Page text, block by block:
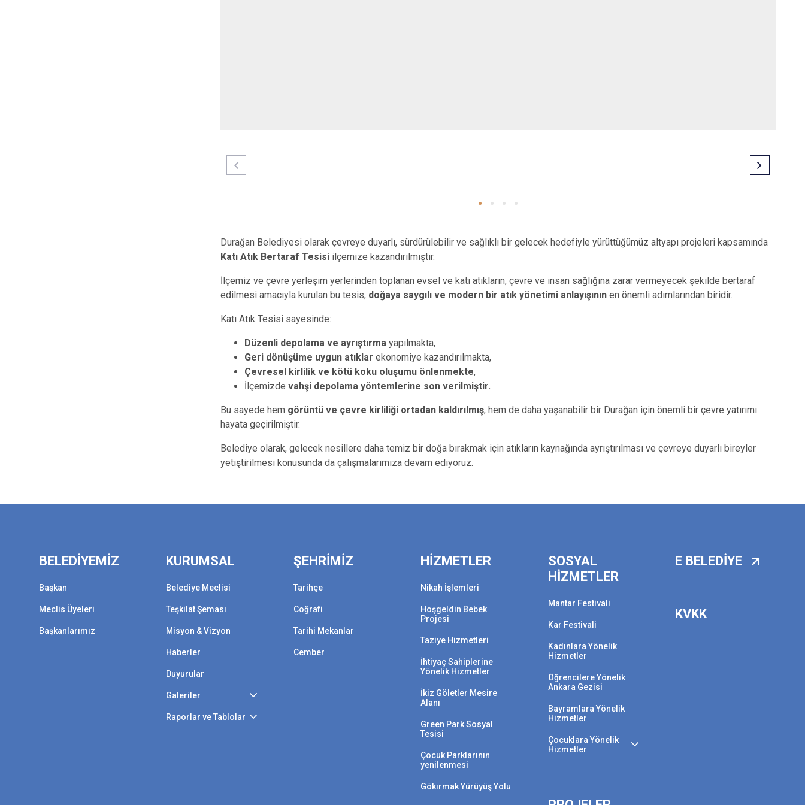
Durağan Belediyesi olarak çevreye duyarlı, sürdürülebilir ve sağlıklı bir gelecek hedefiyle yürüttüğümüz altyapı projeleri kapsamında
Katı Atık Bertaraf Tesisi ilçemize kazandırılmıştır.
İlçemiz ve çevre yerleşim yerlerinden toplanan evsel ve katı atıkların, çevre ve insan sağlığına zarar vermeyecek şekilde bertaraf
edilmesi amacıyla kurulan bu tesis, doğaya saygılı ve modern bir atık yönetimi anlayışının en önemli adımlarından biridir.
Katı Atık Tesisi sayesinde:
Düzenli depolama ve ayrıştırma yapılmakta,
Geri dönüşüme uygun atıklar ekonomiye kazandırılmakta,
Çevresel kirlilik ve kötü koku oluşumu önlenmekte,
İlçemizdevahşi depolama yöntemlerine son verilmiştir.
Bu sayede hem görüntü ve çevre kirliliği ortadan kaldırılmış, hem de daha yaşanabilir bir Durağan için önemli bir çevre yatırımı
hayata geçirilmiştir.
Belediye olarak, gelecek nesillere daha temiz bir doğa bırakmak için atıkların kaynağında ayrıştırılması ve çevreye duyarlı bireyler
yetiştirilmesi konusunda da çalışmalarımıza devam ediyoruz.
BELEDİYEMİZ
Başkan
Meclis Üyeleri
Başkanlarımız
KURUMSAL
Belediye Meclisi
Teşkilat Şeması
Misyon & Vizyon
Haberler
Duyurular
Galeriler
Raporlar ve Tablolar
ŞEHRİMİZ
Tarihçe
Coğrafi
Tarihi Mekanlar
Cember
HİZMETLER
Nikah İşlemleri
Hoşgeldin Bebek
Projesi
Taziye Hizmetleri
İhtiyaç Sahiplerine
Yönelik Hizmetler
İkiz Göletler Mesire
Alanı
Green Park Sosyal
Tesisi
Çocuk Parklarının
yenilenmesi
Gökırmak Yürüyüş Yolu
SOSYAL
HİZMETLER
Mantar Festivali
Kar Festivali
Kadınlara Yönelik
Hizmetler
Öğrencilere Yönelik
Ankara Gezisi
Bayramlara Yönelik
Hizmetler
Çocuklara Yönelik
Hizmetler
E BELEDİYE
KVKK